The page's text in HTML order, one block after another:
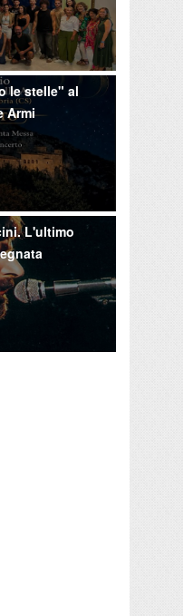
le stelle" al
Armi
L'ultimo